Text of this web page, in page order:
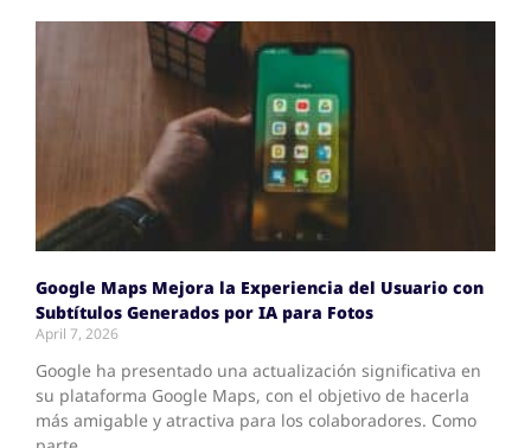
Google Maps Mejora la Experiencia del Usuario con
Subtítulos Generados por IA para Fotos
April 7, 2026
Google ha presentado una actualización significativa en
su plataforma Google Maps, con el objetivo de hacerla
más amigable y atractiva para los colaboradores. Como